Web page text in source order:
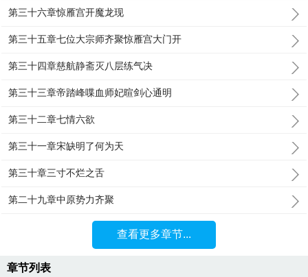
第三十六章惊雁宫开魔龙现
第三十五章七位大宗师齐聚惊雁宫大门开
第三十四章慈航静斋灭八层练气决
第三十三章帝踏峰喋血师妃暄剑心通明
第三十二章七情六欲
第三十一章宋缺明了何为天
第三十章三寸不烂之舌
第二十九章中原势力齐聚
查看更多章节...
章节列表